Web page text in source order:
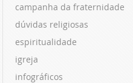
campanha da fraternidade
dúvidas religiosas
espiritualidade
igreja
infográficos